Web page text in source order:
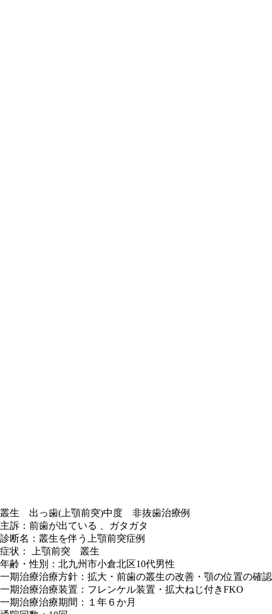
叢生 出っ歯(上顎前突)中度 非抜歯治療例
主訴：前歯が出ている 、ガタガタ
診断名：叢生を伴う上顎前突症例
症状： 上顎前突 叢生
年齢・性別：北九州市小倉北区10代男性
一期治療治療方針：拡大・前歯の叢生の改善・顎の位置の確認
一期治療治療装置：フレンケル装置・拡大ねじ付きFKO
一期治療治療期間：１年６か月